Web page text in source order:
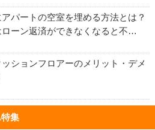
パートの空室を埋める方法とは？
ローン返済ができなくなると不…
ションフロアーのメリット・デメ
集